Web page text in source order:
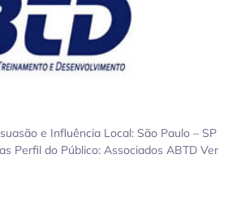
e Influência Local: São Paulo – SP
Perfil do Público: Associados ABTD Ver